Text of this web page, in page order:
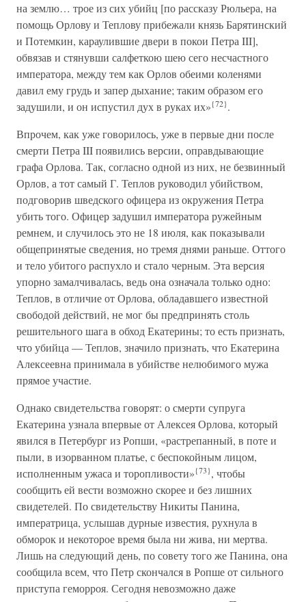
на землю… трое из сих убийц [по рассказу Рюльера, на
помощь Орлову и Теплову прибежали князь Барятинский
и Потемкин, караулившие двери в покои Петра III],
обвязав и стянувши салфеткою шею сего несчастного
императора, между тем как Орлов обеими коленями
давил ему грудь и запер дыхание; таким образом его
задушили, и он испустил дух в руках их»{72}.
Впрочем, как уже говорилось, уже в первые дни после
смерти Петра III появились версии, оправдывающие
графа Орлова. Так, согласно одной из них, не безвинный
Орлов, а тот самый Г. Теплов руководил убийством,
подговорив шведского офицера из окружения Петра
убить того. Офицер задушил императора ружейным
ремнем, и случилось это не 18 июля, как показывали
общепринятые сведения, но тремя днями раньше. Оттого
и тело убитого распухло и стало черным. Эта версия
упорно замалчивалась, ведь она означала только одно:
Теплов, в отличие от Орлова, обладавшего известной
свободой действий, не мог бы предпринять столь
решительного шага в обход Екатерины; то есть признать,
что убийца — Теплов, значило признать, что Екатерина
Алексеевна принимала в убийстве нелюбимого мужа
прямое участие.
Однако свидетельства говорят: о смерти супруга
Екатерина узнала впервые от Алексея Орлова, который
явился в Петербург из Ропши, «растрепанный, в поте и
пыли, в изорванном платье, с беспокойным лицом,
исполненным ужаса и торопливости»{73}, чтобы
сообщить ей вести возможно скорее и без лишних
свидетелей. По свидетельству Никиты Панина,
императрица, услышав дурные известия, рухнула в
обморок и некоторое время была ни жива, ни мертва.
Лишь на следующий день, по совету того же Панина, она
сообщила всем, что Петр скончался в Ропше от сильного
приступа геморроя. Сегодня невозможно даже